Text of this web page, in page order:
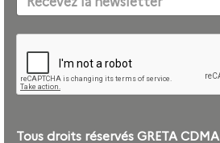
Tous droits réservés GRETA CDMA